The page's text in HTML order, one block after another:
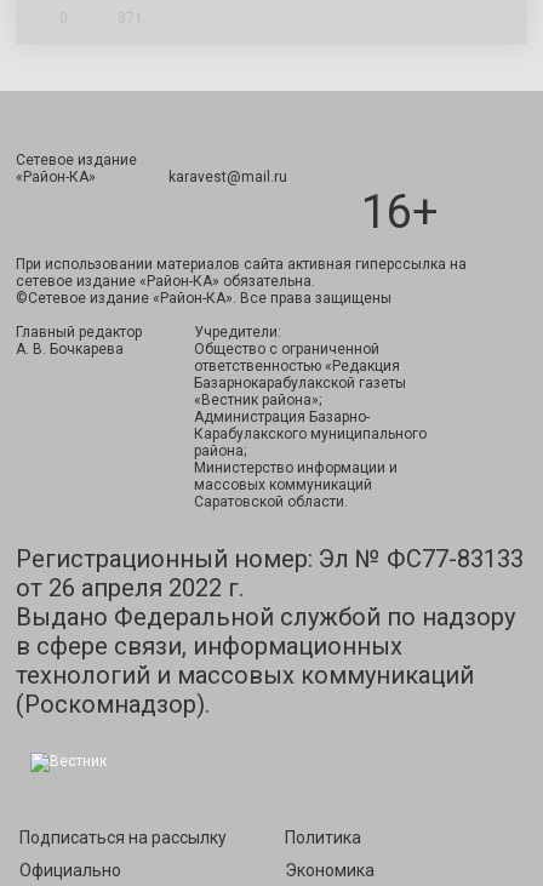
Сетевое издание
«Район-КА» karavest@mail.ru
16+
При использовании материалов сайта активная гиперссылка на
сетевое издание «Район-КА» обязательна.
©Сетевое издание «Район-КА». Все права защищены
Главный редактор
А. В. Бочкарева
Учредители:
Общество с ограниченной
ответственностью «Редакция
Базарнокарабулакской газеты
«Вестник района»;
Администрация Базарно-
Карабулакского муниципального
района;
Министерство информации и
массовых коммуникаций
Саратовской области.
Регистрационный номер: Эл № ФС77-83133
от 26 апреля 2022 г.
Выдано Федеральной службой по надзору
в сфере связи, информационных
технологий и массовых коммуникаций
(Роскомнадзор).
Подписаться на рассылку
Официально
Политика
Экономика
Подписаться